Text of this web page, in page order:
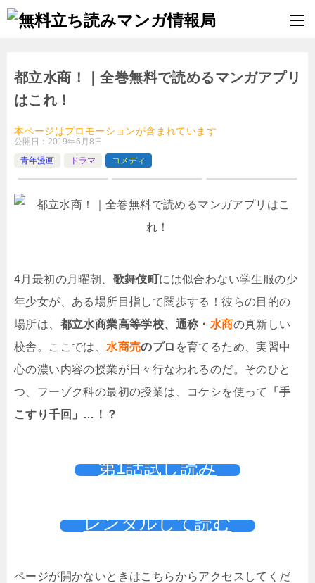
都立水商！｜全巻無料で読めるマンガアプリ
はこれ！
本ページはプロモーションが含まれています
公開日： 2019年6月8日
青年漫画
ドラマ コメディ
4月最初の月曜朝、 歌舞伎町には似合わない学生服の少
年少女が、ある場所目指して闊歩する！彼らの目的の
場所は、 都立水商業高等学校、通称・ 水商の真新しい
校舎。ここでは、 水商売のプロ を育てるため、実習中
心の濃い内容の授業が日々行なわれるのだ。そのひと
つ、フーゾク科の最初の授業は、コケシを使って
「手
こすり千回」…！？
第1話試し読み
レンタルして読む
ページが開かないときはこちらからアクセスしてくだ